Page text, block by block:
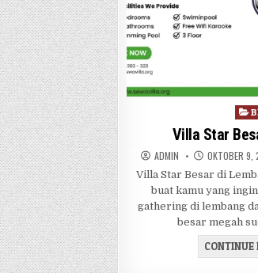
Villa Star
AUTHOR:
ADMIN PUBLISHED
OKTOBER
Villa Star Besar di
buat kamu yang
gathering di lembang
besar megah
CONTINUE